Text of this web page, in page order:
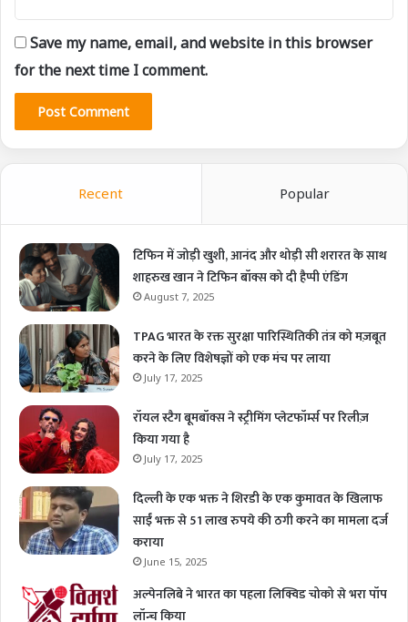
Save my name, email, and website in this browser
for the next time I comment.
Recent Popular
टिफिन में जोड़ी खुशी, आनंद और थोड़ी सी शरारत के साथ
शाहरुख खान ने टिफिन बॉक्स को दी हैप्पी एंडिंग
August 7, 2025
TPAG भारत के रक्त सुरक्षा पारिस्थितिकी तंत्र को मज़बूत
करने के लिए विशेषज्ञों को एक मंच पर लाया
July 17, 2025
रॉयल स्टैग बूमबॉक्स ने स्ट्रीमिंग प्लेटफॉर्म्स पर रिलीज़
किया गया है
July 17, 2025
दिल्ली के एक भक्त ने शिरडी के एक कुमावत के खिलाफ
साईं भक्त से 51 लाख रुपये की ठगी करने का मामला दर्ज
कराया
June 15, 2025
अल्पेनलिबे ने भारत का पहला लिक्विड चोको से भरा पॉप
लॉन्च किया